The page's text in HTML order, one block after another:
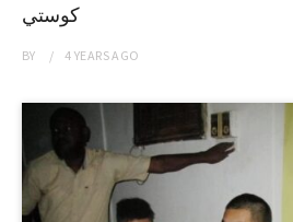
كوستي
BY 4 YEARSAGO